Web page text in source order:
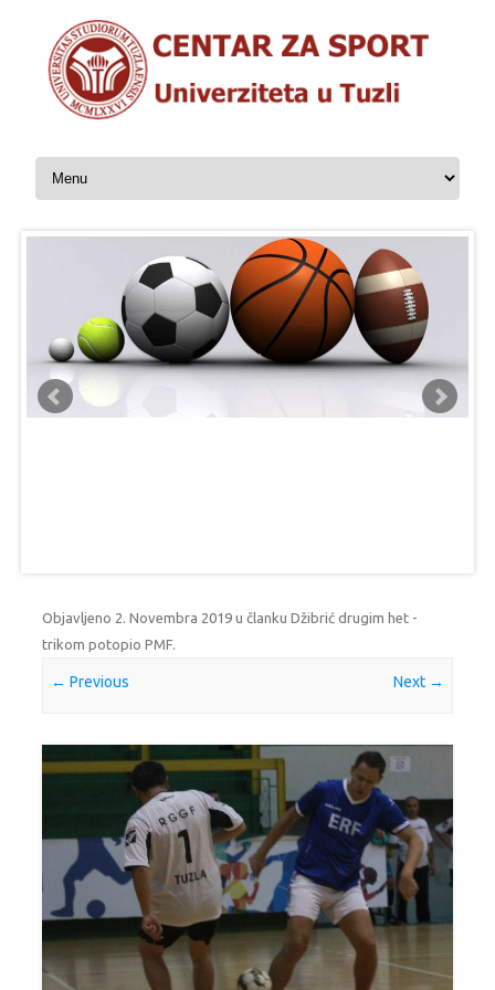
Skip to content
Objavljeno 2. Novembra 2019 u članku Džibrić drugim het -
trikom potopio PMF.
← Previous Next →